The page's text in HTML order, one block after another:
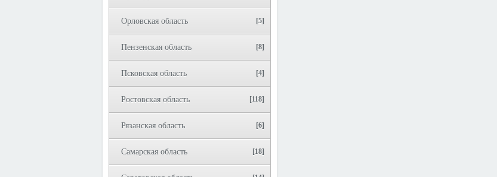
Орловская область [5]
Пензенская область [8]
Псковская область [4]
Ростовская область [118]
Рязанская область [6]
Самарская область [18]